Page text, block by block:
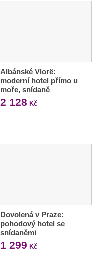
Albánské Vlorë:
moderní hotel přímo u
moře, snídaně
2 128 Kč
Dovolená v Praze:
pohodový hotel se
snídaněmi
1 299 Kč